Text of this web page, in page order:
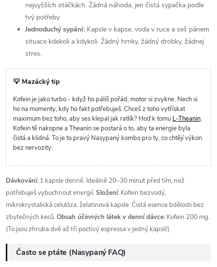
nejvyšších otáčkách. Žádná náhoda, jen čistá sypačka podle
tvý potřeby.
Jednoduchý sypání: Kapsle v kapse, voda v ruce a seš pánem
situace kdekoli a kdykoli. Žádný hrnky, žádný drobky, žádnej
stres.
💡 Mazácký tip
Kofein je jako turbo - když ho pálíš pořád, motor si zvykne. Nech si
ho na momenty, kdy ho fakt potřebuješ. Chceš z toho vytřískat
maximum bez toho, aby ses klepal jak ratlík? Hoď k tomu L-Theanin.
Kofein tě nakopne a Theanin se postará o to, aby ta energie byla
čistá a klidná. To je to pravý Nasypaný kombo pro ty, co chtějí výkon
bez nervozity.
Dávkování: 1 kapsle denně. Ideálně 20–30 minut před tím, než
potřebuješ vybuchnout energií.Složení: Kofein bezvodý,
mikrokrystalická celulóza, želatinová kapsle. Čistá esence bdělosti bez
zbytečných keců.Obsah účinných látek v denní dávce: Kofein 200 mg.
(To jsou zhruba dvě až tři poctivý espressa v jedný kapsli!)
Často se ptáte (Nasypaný FAQ)